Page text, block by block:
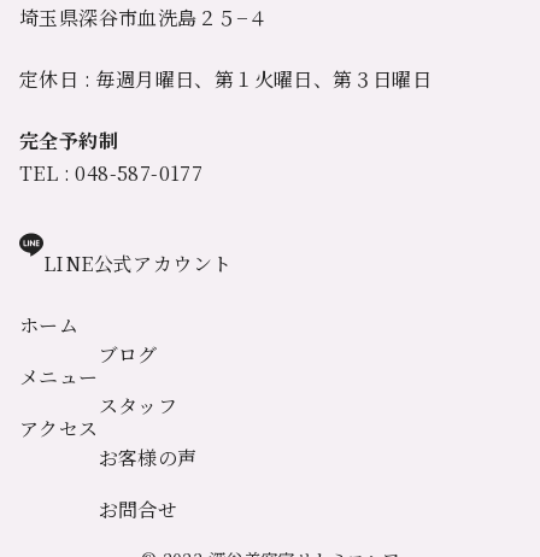
埼玉県深谷市血洗島２５−４
定休日 : 毎週月曜日、第１火曜日、第３日曜日
完全予約制
TEL : 048-587-0177
LINE公式アカウント
ホーム
メニュー
アクセス
ブログ
スタッフ
お客様の声
お問合せ